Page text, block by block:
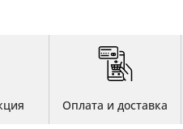
Шары
Оплата и доставка